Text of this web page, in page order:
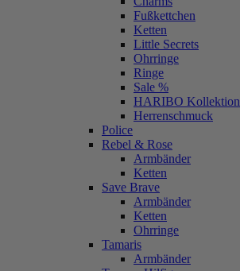
Fußkettchen
Ketten
Little Secrets
Ohrringe
Ringe
Sale %
HARIBO Kollektion
Herrenschmuck
Police
Rebel & Rose
Armbänder
Ketten
Save Brave
Armbänder
Ketten
Ohrringe
Tamaris
Armbänder